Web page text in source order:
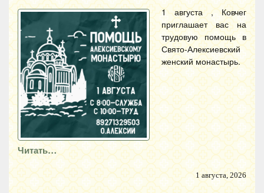
1 августа , Ковчег
приглашает вас на
трудовую помощь в
Свято-Алексиевский
женский монастырь.
Читать…
1 августа, 2026